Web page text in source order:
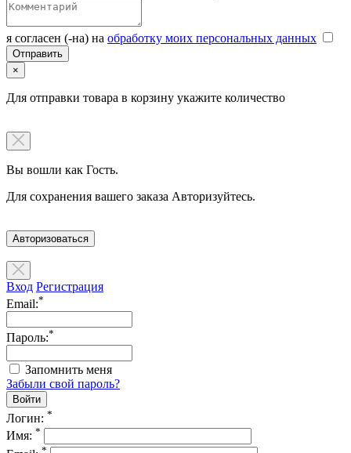
я согласен (-на) на обработку моих персональных данных
×
Для отправки товара в корзину укажите количество
Вы вошли как Гость.
Для сохранения вашего заказа Авторизуйтесь.
Авторизоваться
Вход Регистрация
Email:*
Пароль:*
Запомнить меня
Забыли свой пароль?
Логин: *
Имя: *
*